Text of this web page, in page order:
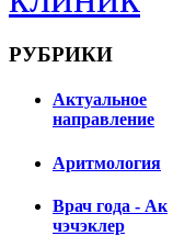
РУБРИКИ
Актуальное
направление
Аритмология
Врач года - Ак
чэчэклер